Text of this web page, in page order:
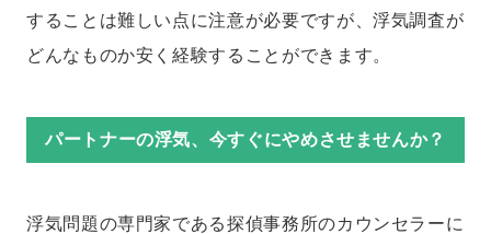
することは難しい点に注意が必要ですが、浮気調査が
どんなものか安く経験することができます。
パートナーの浮気、今すぐにやめさせませんか？
浮気問題の専門家である探偵事務所のカウンセラーに